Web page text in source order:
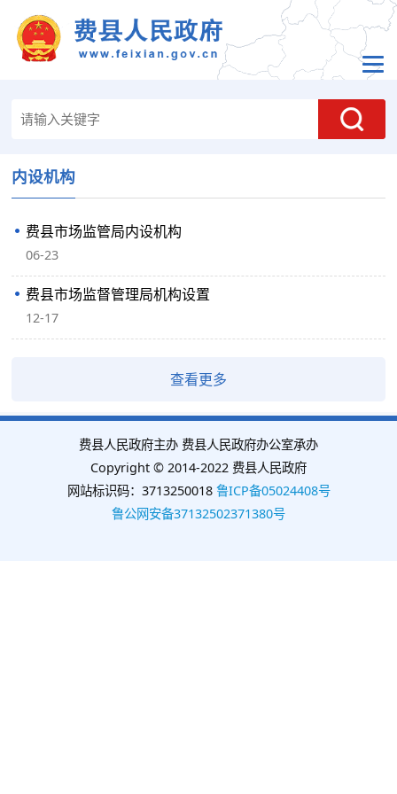
内设机构
费县市场监管局内设机构
06-23
费县市场监督管理局机构设置
12-17
查看更多
费县人民政府主办 费县人民政府办公室承办
Copyright © 2014-2022 费县人民政府
网站标识码：3713250018 鲁ICP备05024408号
鲁公网安备37132502371380号